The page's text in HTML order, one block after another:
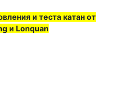
и теста катан от
и Lonquan